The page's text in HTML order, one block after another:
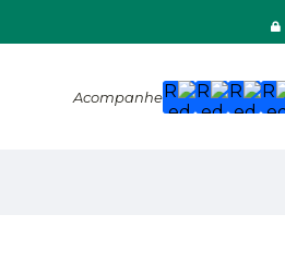
Acompanhe